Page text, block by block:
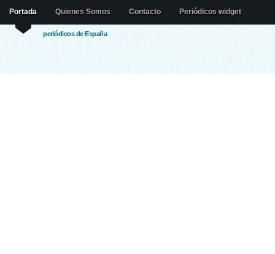
periódicos de España
Portada Quienes Somos Contacto Periódicos widget